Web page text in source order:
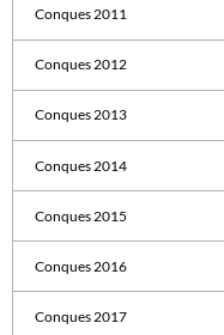
Conques 2011
Conques 2012
Conques 2013
Conques 2014
Conques 2015
Conques 2016
Conques 2017